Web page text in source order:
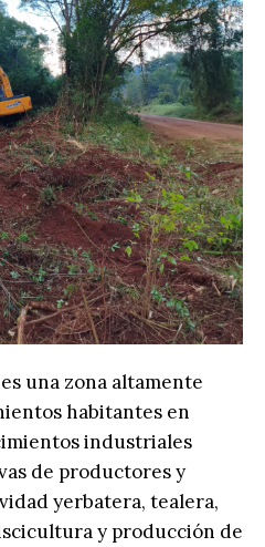
una zona altamente
habitantes en
industriales
de productores y
yerbatera, tealera,
y producción de